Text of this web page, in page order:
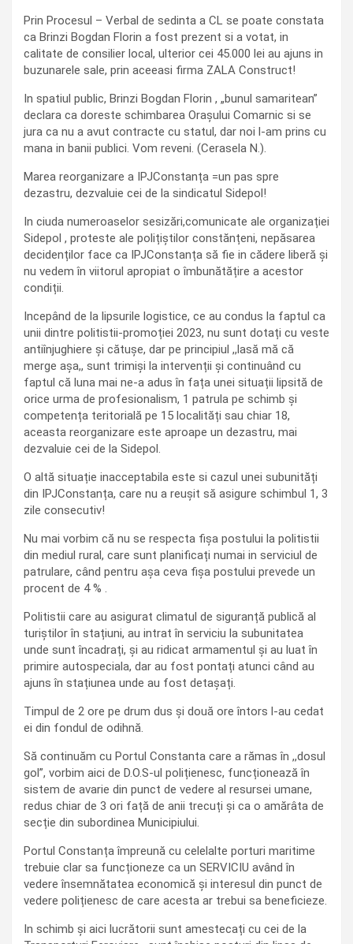
Prin Procesul – Verbal de sedinta a CL se poate constata
ca Brinzi Bogdan Florin a fost prezent si a votat, in
calitate de consilier local, ulterior cei 45.000 lei au ajuns in
buzunarele sale, prin aceeasi firma ZALA Construct!
In spatiul public, Brinzi Bogdan Florin , „bunul samaritean”
declara ca doreste schimbarea Orașului Comarnic si se
jura ca nu a avut contracte cu statul, dar noi l-am prins cu
mana in banii publici. Vom reveni. (Cerasela N.).
Marea reorganizare a IPJConstanța =un pas spre
dezastru, dezvaluie cei de la sindicatul Sidepol!
In ciuda numeroaselor sesizări,comunicate ale organizației
Sidepol , proteste ale polițiștilor constănțeni, nepăsarea
decidenților face ca IPJConstanța să fie in cădere liberă și
nu vedem în viitorul apropiat o îmbunătățire a acestor
condiții.
Incepând de la lipsurile logistice, ce au condus la faptul ca
unii dintre politistii-promoției 2023, nu sunt dotați cu veste
antiînjughiere și cătușe, dar pe principiul ,,lasă mă că
merge așa,, sunt trimiși la intervenții și continuând cu
faptul că luna mai ne-a adus în fața unei situații lipsită de
orice urma de profesionalism, 1 patrula pe schimb și
competența teritorială pe 15 localități sau chiar 18,
aceasta reorganizare este aproape un dezastru, mai
dezvaluie cei de la Sidepol.
O altă situație inacceptabila este si cazul unei subunități
din IPJConstanța, care nu a reușit să asigure schimbul 1, 3
zile consecutiv!
Nu mai vorbim că nu se respecta fișa postului la politistii
din mediul rural, care sunt planificați numai in serviciul de
patrulare, când pentru așa ceva fișa postului prevede un
procent de 4 % .
Politistii care au asigurat climatul de siguranță publică al
turiștilor în stațiuni, au intrat în serviciu la subunitatea
unde sunt încadrați, și au ridicat armamentul și au luat în
primire autospeciala, dar au fost pontați atunci când au
ajuns în stațiunea unde au fost detașați.
Timpul de 2 ore pe drum dus și două ore întors l-au cedat
ei din fondul de odihnă.
Să continuăm cu Portul Constanta care a rămas în ,,dosul
gol”, vorbim aici de D.O.S-ul polițienesc, funcționează în
sistem de avarie din punct de vedere al resursei umane,
redus chiar de 3 ori față de anii trecuți și ca o amărâta de
secție din subordinea Municipiului.
Portul Constanța împreună cu celelalte porturi maritime
trebuie clar sa funcționeze ca un SERVICIU având în
vedere însemnătatea economică și interesul din punct de
vedere polițienesc de care acesta ar trebui sa beneficieze.
In schimb și aici lucrătorii sunt amestecați cu cei de la